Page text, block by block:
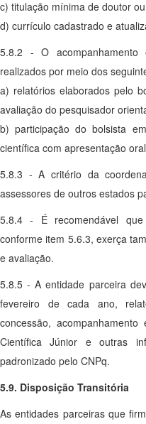
c) titulação mínima de doutor
d) currículo cadastrado e
5.8.2 - O
realizados por meio dos
a) relatórios elaborados pelo
avaliação do pesquisador
b) participação do bolsista
científica com apresentação
5.8.3 - A critério da
assessores de outros estados
5.8.4 - É recomendável
conforme item 5.6.3, exerça
e avaliação.
5.8.5 - A entidade parceira
fevereiro de cada ano,
concessão,
Científica Júnior e outras
padronizado pelo CNPq.
5.9. Disposição Transitória
As entidades parceiras que